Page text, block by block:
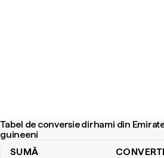
Tabel de conversie dirhami din
guineeni
SUMĂ